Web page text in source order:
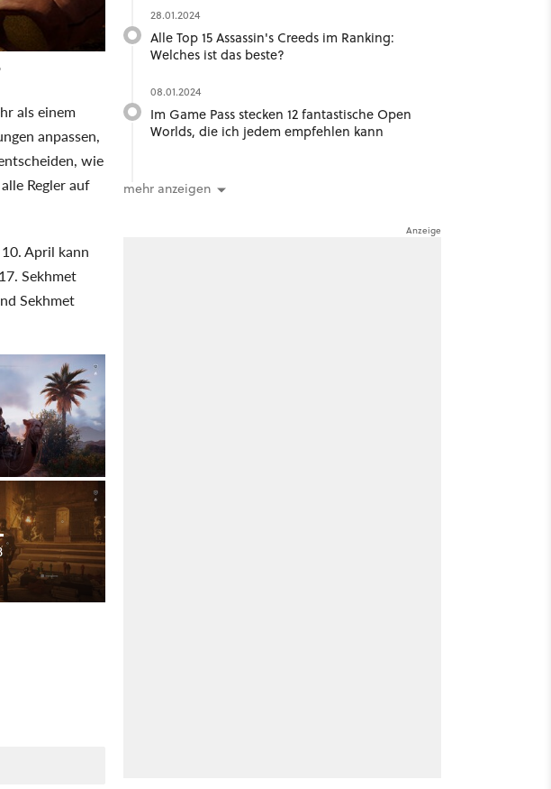
als einem
anpassen,
wie
Regler auf
April kann
Sekhmet
Sekhmet
28.01.2024
Alle Top 15 Assassin's Creeds im Ranking:
Welches ist das beste?
08.01.2024
Im Game Pass stecken 12 fantastische Open
Worlds, die ich jedem empfehlen kann
mehr anzeigen